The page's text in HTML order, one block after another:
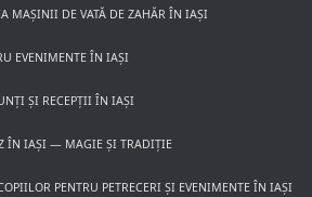
MAȘINII DE VATĂ DE ZAHĂR ÎN IAȘI
EVENIMENTE ÎN IAȘI
ȘI RECEPȚII ÎN IAȘI
ÎN IAȘI — MAGIE ȘI TRADIȚIE
PENTRU PETRECERI ȘI EVENIMENTE ÎN IAȘI